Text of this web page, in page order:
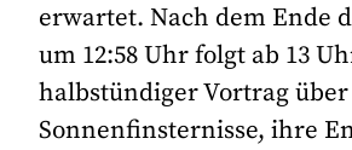
erwartet. Nach dem Ende
um 12:58 Uhr folgt ab 13
halbstündiger Vortrag über
Sonnenfinsternisse, ihre